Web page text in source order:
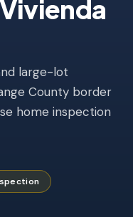
large-lot
County border
home inspection